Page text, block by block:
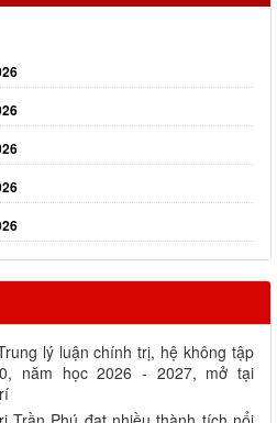
lý luận chính trị, hệ không tập
năm học 2026 - 2027, mở tại